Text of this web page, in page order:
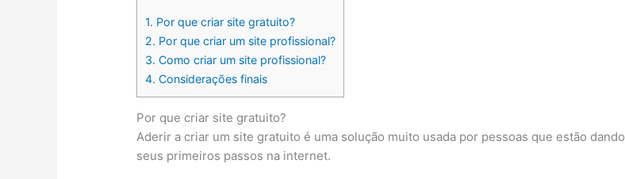
1. Por que criar site gratuito?
2. Por que criar um site profissional?
3. Como criar um site profissional?
4. Considerações finais
Por que criar site gratuito?
Aderir a criar um site gratuito é uma solução muito usada por pessoas que estão dando
seus primeiros passos na internet.